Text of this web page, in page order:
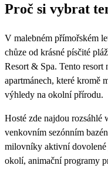
24
6 720
25
31
6 720
Proč si vybrat
V malebném přímořském
chůze od krásné písčité
Resort & Spa. Tento
apartmánech, které kromě
výhledy na okolní přírodu.
Hosté zde najdou rozsáhlé
venkovním sezónním
milovníky aktivní dovolené
okolí, animační programy